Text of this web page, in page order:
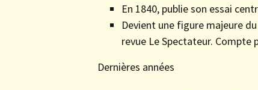
En 1840, publie son essai
Devient une figure majeure
revue Le Spectateur. Compte
Dernières années